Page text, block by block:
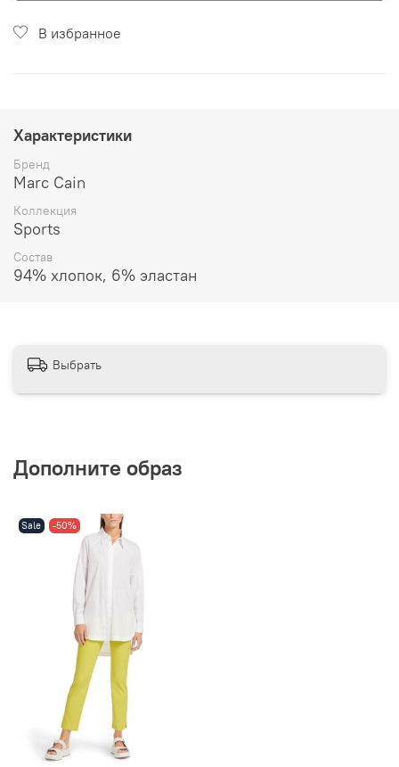
В избранное
Характеристики
Бренд
Marc Cain
Коллекция
Sports
Состав
94% хлопок, 6% эластан
Выбрать
Дополните образ
Sale -50%